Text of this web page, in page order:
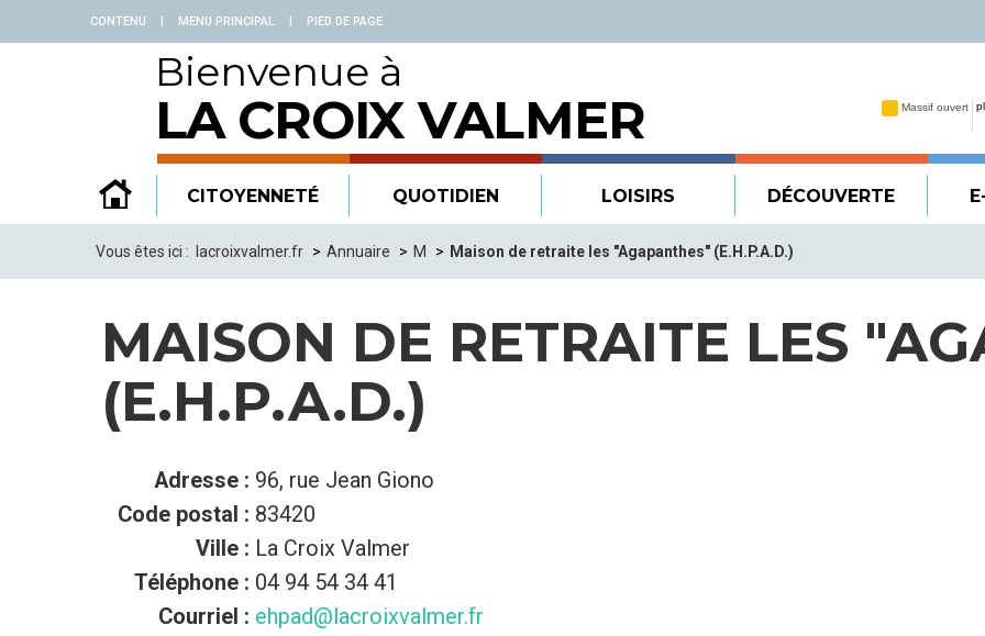
CONTENU | MENU PRINCIPAL | PIED DE PAGE
Bienvenue à
LA CROIX VALMER
CITOYENNETÉ QUOTIDIEN LOISIRS DÉCOUVERTE
Vous êtes ici : lacroixvalmer.fr Annuaire M Maison de retraite les "Agapanthes" (E.H.P.A.D.)
MAISON DE RETRAITE LES
(E.H.P.A.D.)
Adresse : 96, rue Jean Giono
Code postal : 83420
Ville : La Croix Valmer
Téléphone : 04 94 54 34 41
Courriel : ehpad@lacroixvalmer.fr